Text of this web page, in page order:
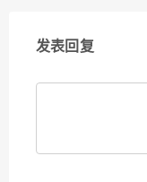
发表回复